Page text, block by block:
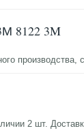
8122 3M
2 шт.